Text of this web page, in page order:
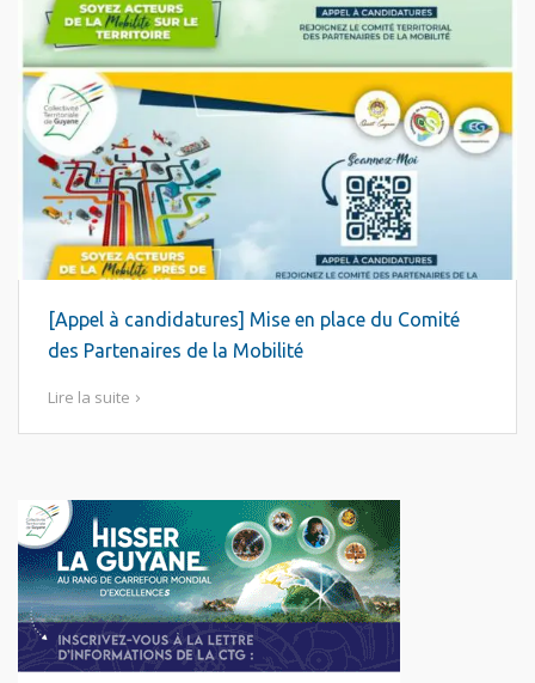
[Appel à candidatures] Mise en place du Comité
des Partenaires de la Mobilité
Lire la suite